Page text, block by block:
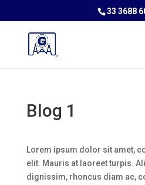
33 3688
Blog 1
Lorem ipsum dolor sit amet,
elit. Mauris at laoreet turpis.
dignissim, rhoncus diam ac,